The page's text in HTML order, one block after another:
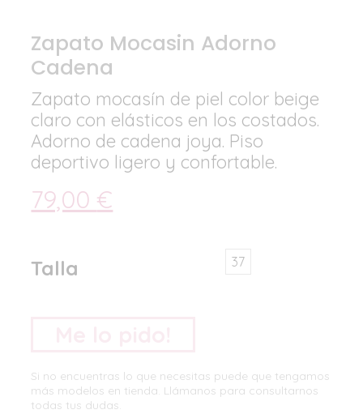
Zapato Mocasin Adorno
Cadena
Zapato mocasín de piel color beige
claro con elásticos en los costados.
Adorno de cadena joya. Piso
deportivo ligero y confortable.
79,00 €
Talla 37
Si no encuentras lo que necesitas puede que tengamos
más modelos en tienda. Llámanos para consultarnos
todas tus dudas.